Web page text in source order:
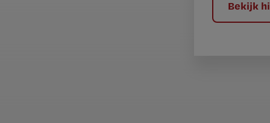
Bekijk